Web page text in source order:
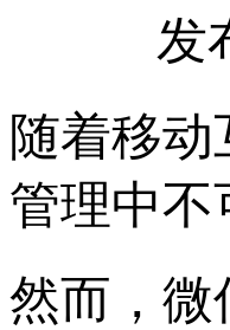
发
随着移
管理中不
然而，微